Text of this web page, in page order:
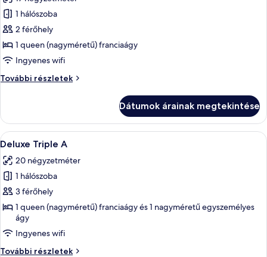
összes
képének
megtekintése:
Premier
kétszemélyes
1 hálószoba
2 férőhely
1 queen (nagyméretű) franciaágy
Ingyenes wifi
További részletek
Premier
további
részletei
Dátumok árainak megtekintése
A
következő
szoba
összes
képének
megtekintése:
Deluxe
Triple
A
Egy szállodai szoba, amely egy
12
Deluxe Triple A
20 négyzetméter
1 hálószoba
3 férőhely
1 queen (nagyméretű) franciaágy és 1 nagyméretű egyszemélyes
ágy
Ingyenes wifi
További részletek
Deluxe